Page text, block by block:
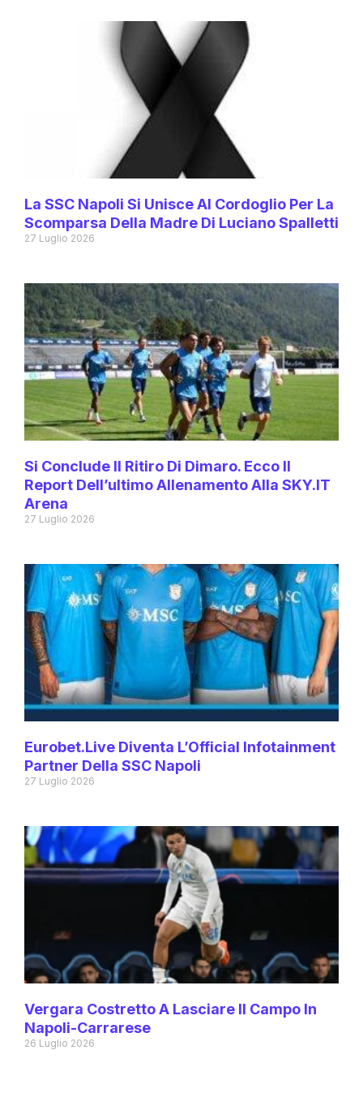
La SSC Napoli Si Unisce Al Cordoglio Per La
Scomparsa Della Madre Di Luciano Spalletti
27 Luglio 2026
Si Conclude Il Ritiro Di Dimaro. Ecco Il
Report Dell’ultimo Allenamento Alla SKY.IT
Arena
27 Luglio 2026
Eurobet.live Diventa L’Official Infotainment
Partner Della SSC Napoli
27 Luglio 2026
Vergara Costretto A Lasciare Il Campo In
Napoli-Carrarese
26 Luglio 2026